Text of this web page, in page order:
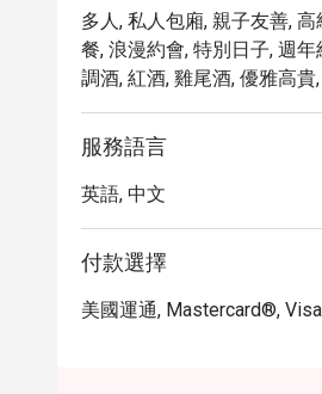
焗比目魚配炒蛤蜊及龍蝦汁
紅酒慢煮牛頰佐薯泥 – 長時
自助餐亮點
冷切肉拼盤、起司、沙拉、
即煮義大利麵 – 可自選醬汁
最終評價：
卓越的食材與烹飪品質，自
高性價比，頂級美食體驗物
多人, 私人包廂, 親子友善,
餐, 浪漫約會, 特別日子, 週
調酒, 紅酒, 雞尾酒, 優雅高
服務語言
英語, 中文
付款選擇
美國運通, Mastercard®,